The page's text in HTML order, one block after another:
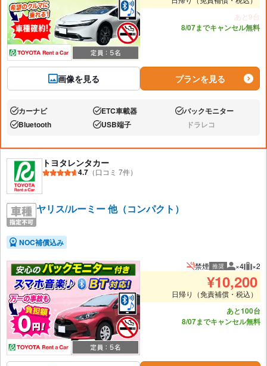
画像を見る
あと9台
8/07までキャンセル無料
プランを見る
あり:カーナビ あり:ETC車載器 あり:バックモニター
あり:Bluetooth あり:USB端子 なし:ドラレコ
トヨタレンタカー
4.7 （口コミ 7件）
ヤリス/ルーミー 他（コンパクト）
NOC補償込み
禁煙 推奨 推奨人数
×4 推
×2
¥10,200
日帰り（免責補償・税込）
あと100台
8/07までキャンセル無料